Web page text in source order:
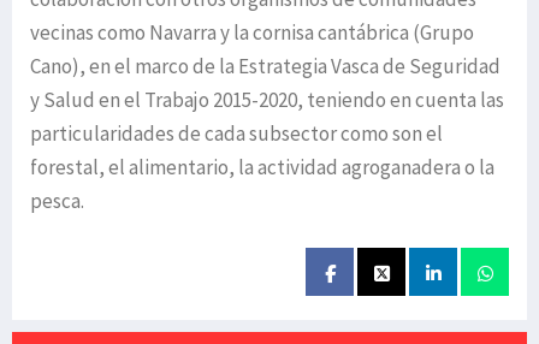
vecinas como Navarra y la cornisa cantábrica (Grupo
Cano), en el marco de la Estrategia Vasca de Seguridad
y Salud en el Trabajo 2015-2020, teniendo en cuenta las
particularidades de cada subsector como son el
forestal, el alimentario, la actividad agroganadera o la
pesca.